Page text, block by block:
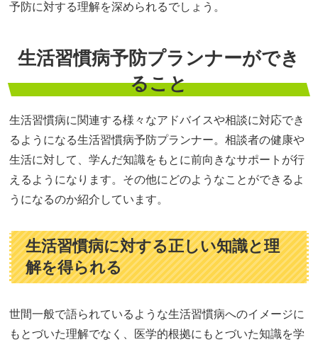
予防に対する理解を深められるでしょう。
生活習慣病予防プランナーができ
ること
生活習慣病に関連する様々なアドバイスや相談に対応でき
るようになる生活習慣病予防プランナー。相談者の健康や
生活に対して、学んだ知識をもとに前向きなサポートが行
えるようになります。その他にどのようなことができるよ
うになるのか紹介しています。
生活習慣病に対する正しい知識と理
解を得られる
世間一般で語られているような生活習慣病へのイメージに
もとづいた理解でなく、医学的根拠にもとづいた知識を学